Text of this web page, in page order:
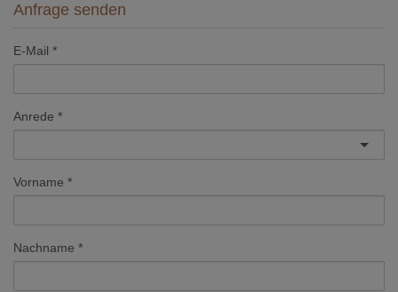
Anfrage senden
E-Mail
Anrede
Vorname
Nachname